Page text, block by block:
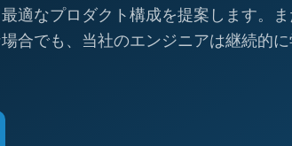
適なプロダクト構成を提案します。
合でも、当社のエンジニアは継続的